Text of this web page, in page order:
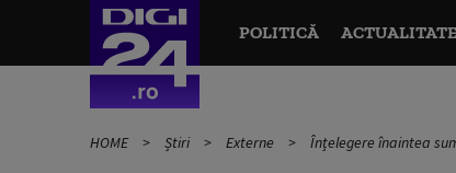
POLITICĂ ACTUALITATE
HOME Știri Externe Înțelegere înaintea